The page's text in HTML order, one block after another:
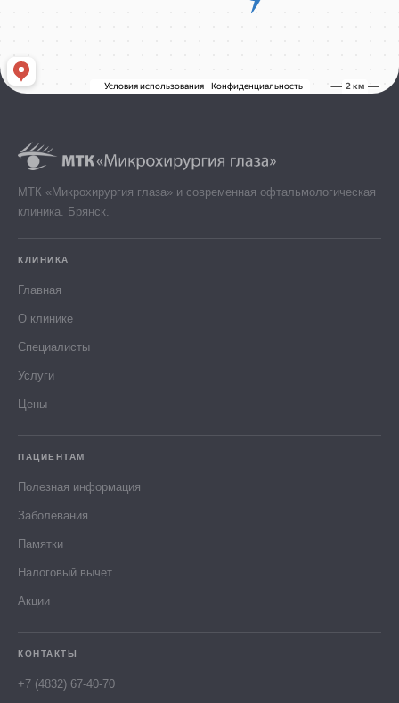
МТК «Микрохирургия глаза» и современная офтальмологическая
клиника. Брянск.
КЛИНИКА
Главная
О клинике
Специалисты
Услуги
Цены
ПАЦИЕНТАМ
Полезная информация
Заболевания
Памятки
Налоговый вычет
Акции
КОНТАКТЫ
+7 (4832) 67-40-70